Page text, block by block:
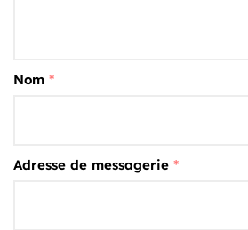
Nom *
Adresse de messagerie *